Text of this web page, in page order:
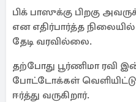
பிக் பாஸுக்கு பிறகு
என எதிர்பார்த்த நிலையில்
தேடி வரவில்லை.
தற்போது பூர்ணிமா ரவி
போட்டோக்கள்
ஈர்த்து வருகிறார்.